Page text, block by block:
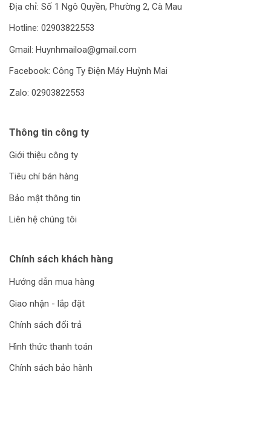
Địa chỉ: Số 1 Ngô Quyền, Phường 2, Cà Mau
Hotline: 02903822553
Gmail: Huynhmailoa@gmail.com
Facebook: Công Ty Điện Máy Huỳnh Mai
Zalo: 02903822553
Thông tin công ty
Giới thiệu công ty
Tiêu chí bán hàng
Bảo mật thông tin
Liên hệ chúng tôi
Chính sách khách hàng
Hướng dẫn mua hàng
Giao nhận - lắp đặt
Chính sách đổi trả
Hình thức thanh toán
Chính sách bảo hành